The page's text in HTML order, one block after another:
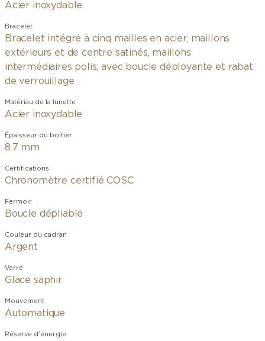
Acier inoxydable
Bracelet
Bracelet intégré à cinq mailles en acier, maillons
extérieurs et de centre satinés, maillons
intermédiaires polis, avec boucle déployante et rabat
de verrouillage
Matériau de la lunette
Acier inoxydable
Épaisseur du boîtier
8.7 mm
Certifications
Chronomètre certifié COSC
Fermoir
Boucle dépliable
Couleur du cadran
Argent
Verre
Glace saphir
Mouvement
Automatique
Réserve d'énergie